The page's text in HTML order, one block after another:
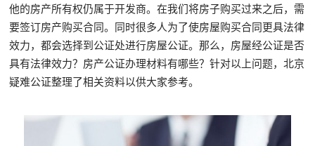
他的房产所有权仍属于开发商。在我们将房子购买过来之后，需
要签订房产购买合同。同时很多人为了使房屋购买合同更具法律
效力，都会选择到公证处进行房屋公证。那么，房屋经公证是否
具有法律效力？房产公证办理材料有哪些？针对以上问题，北京
疑难公证整理了相关资料以供大家参考。